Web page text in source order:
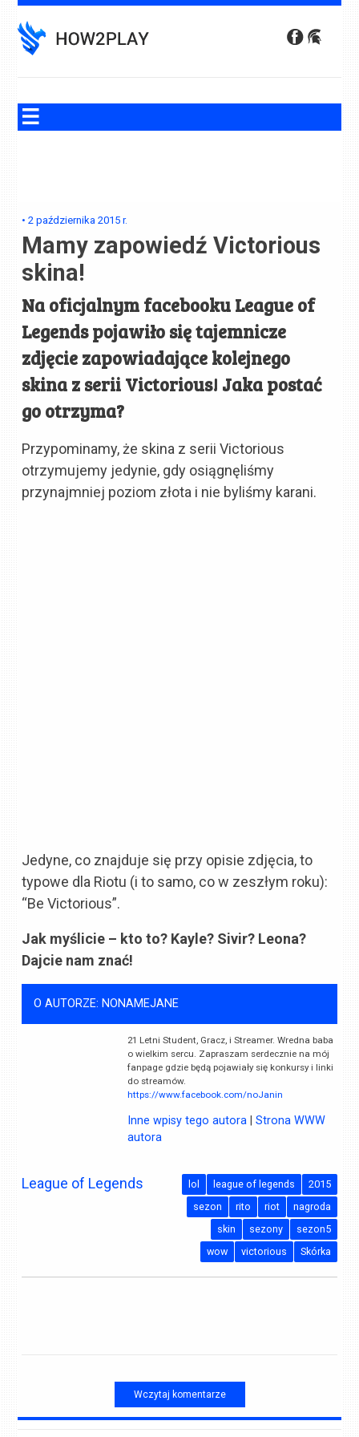
to
content
•2 października 2015 r.
Mamy zapowiedź Victorious
skina!
Na oficjalnym facebooku League of
Legends pojawiło się tajemnicze
zdjęcie zapowiadające kolejnego
skina z serii Victorious! Jaka postać
go otrzyma?
Przypominamy, że skina z serii Victorious
otrzymujemy jedynie, gdy osiągnęliśmy
przynajmniej poziom złota i nie byliśmy karani.
Jedyne, co znajduje się przy opisie zdjęcia, to
typowe dla Riotu (i to samo, co w zeszłym roku):
“Be Victorious”.
Jak myślicie – kto to? Kayle? Sivir? Leona?
Dajcie nam znać!
O AUTORZE: NONAMEJANE
21 Letni Student, Gracz, i Streamer. Wredna baba
o wielkim sercu. Zapraszam serdecznie na mój
fanpage gdzie będą pojawiały się konkursy i linki
do streamów.
https://www.facebook.com/noJanin
Inne wpisy tego autora| Strona WWW
autora
League of Legends 2015
league of legends
lol
nagroda
riot
rito
sezon
sezon5
sezony
skin
Skórka
victorious
wow
Wczytaj komentarze